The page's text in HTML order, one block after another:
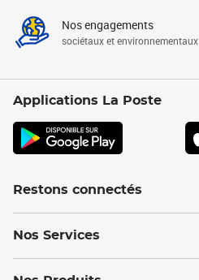
Nos engagements
sociétaux et environnementaux
Applications La Poste
Restons connectés
Nos Services